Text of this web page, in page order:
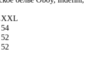
XXL
54
52
52